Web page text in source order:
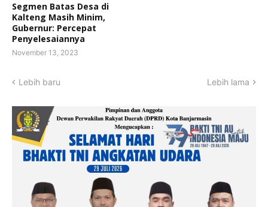
Segmen Batas Desa di
Kalteng Masih Minim,
Gubernur: Percepat
Penyelesaiannya
November 13, 2023
Lebih baru Lebih lama